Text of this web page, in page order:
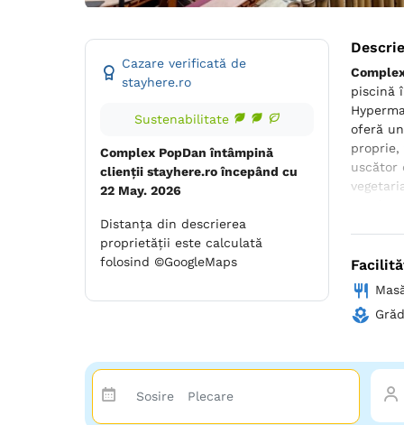
Cazare verificată de
stayhere.ro
Sustenabilitate
Complex PopDan întâmpină
clienții stayhere.ro începând cu
22 May. 2026
Distanța din descrierea
proprietății este calculată
folosind ©GoogleMaps
piscină
oferă
proprie,
uscător